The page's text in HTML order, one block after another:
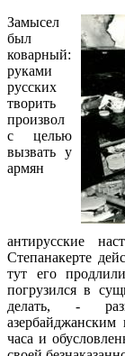
Замысел
был
коварный:
руками
русских
творить
произвол
с целью
вызвать у
армян
антирусские
Степанакерте
тут его
погрузился в
делать, -
часа и